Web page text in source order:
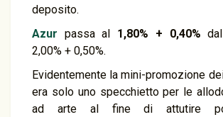
deposito.
Azur passa al 1,80% + 0,40%
2,00% + 0,50%.
Evidentemente la mini-promozione
era solo uno specchietto per le
ad arte al fine di attutire poi